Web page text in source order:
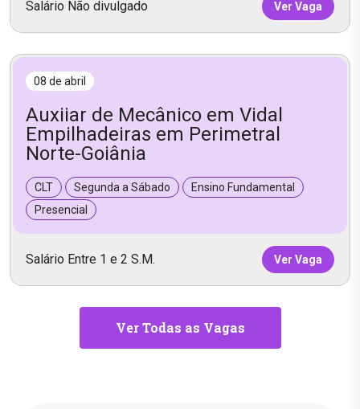
Salário Não divulgado Ver Vaga
08 de abril
Auxiiar de Mecânico em Vidal
Empilhadeiras em Perimetral
Norte-Goiânia
CLT Segunda a Sábado
Ensino Fundamental
Presencial
Salário Entre 1 e 2 S.M. Ver Vaga
Ver Todas as Vagas